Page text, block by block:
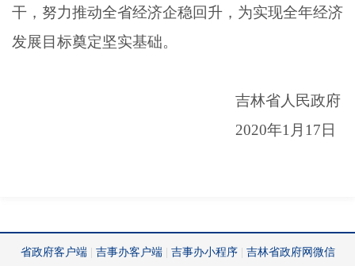
干，努力推动全省经济企稳回升，为实现全年经济
发展目标奠定坚实基础。
吉林省人民政府
2020年1月17日